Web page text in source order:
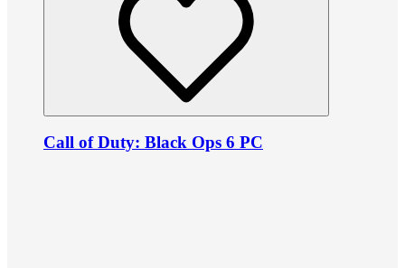
Call of Duty: Black Ops 6 PC